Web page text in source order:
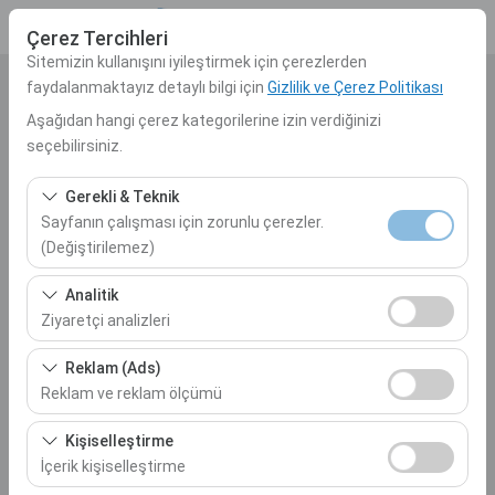
Çerez Tercihleri
Sitemizin kullanışını iyileştirmek için çerezlerden
faydalanmaktayız detaylı bilgi için Gizlilik ve Çerez Politikası
Aşağıdan hangi çerez kategorilerine izin verdiğinizi
seçebilirsiniz.
Gerekli & Teknik
Sayfanın çalışması için zorunlu çerezler.
(Değiştirilemez)
Bu çerezler sitenin doğru şekilde çalışması, güvenlik,
oturum yönetimi ve temel işlevler için gereklidir. Devre
dışı bırakılamaz.
Analitik
Ziyaretçi analizleri
Bu çerezler, sitemizin nasıl kullanıldığını (ziyaretçi sayısı,
en çok ziyaret edilen sayfalar, kullanıcı davranışları)
analiz etmemizi sağlar. Bu veriler, web sitesi
performansını ölçmek ve kullanıcı deneyimini sürekli
iyileştirmek için kullanılır.
Reklam (Ads)
Reklam ve reklam ölçümü
Bu çerezler, size ilgi alanlarınıza uygun kişiselleştirilmiş
reklamlar göstermemize ve reklam kampanyalarımızın
etkinliğini (gösterim sayısı, tıklama oranı) ölçmemize
Kişiselleştirme
İçerik kişiselleştirme
Araç Alış Yeri
Nereden Alacaksınız?
Farklı yerde bırakmak istiyorum
Araç Alım Tarihi
Araç Teslim Tarihi